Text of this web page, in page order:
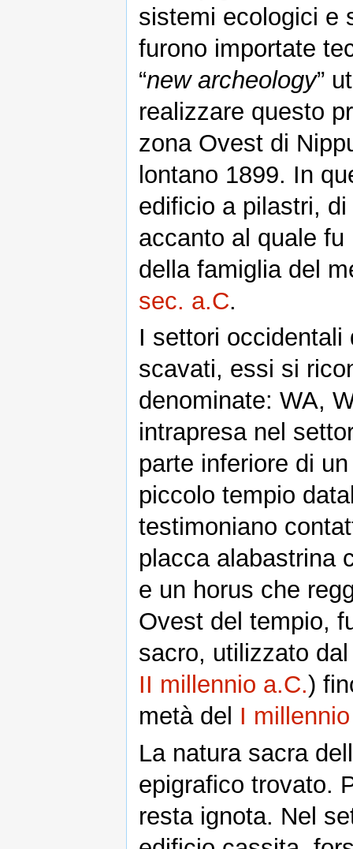
sistemi ecologici e
furono importate
“new archeology”
realizzare questo
zona Ovest di
lontano 1899. In
edificio a pilastri,
accanto al quale
della famiglia del
sec. a.C.
I settori
scavati, essi si
denominate: WA,
intrapresa nel
parte inferiore di
piccolo tempio
testimoniano
placca alabastrina
e un horus che
Ovest del tempio,
sacro, utilizzato dal
II millennio a.C.)
metà del I
La natura sacra
epigrafico trovato.
resta ignota. Nel